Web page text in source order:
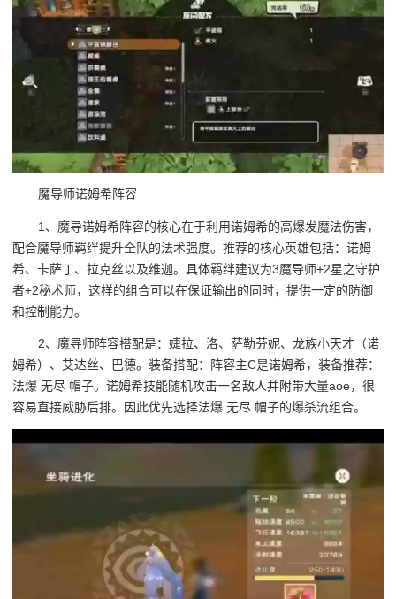
魔导师诺姆希阵容
1、魔导诺姆希阵容的核心在于利用诺姆希的高爆发魔法伤害，
配合魔导师羁绊提升全队的法术强度。推荐的核心英雄包括：诺姆
希、卡萨丁、拉克丝以及维迦。具体羁绊建议为3魔导师+2星之守护
者+2秘术师，这样的组合可以在保证输出的同时，提供一定的防御
和控制能力。
2、魔导师阵容搭配是：婕拉、洛、萨勒芬妮、龙族小天才（诺
姆希）、艾达丝、巴德。装备搭配：阵容主C是诺姆希，装备推荐：
法爆 无尽 帽子。诺姆希技能随机攻击一名敌人并附带大量aoe，很
容易直接威胁后排。因此优先选择法爆 无尽 帽子的爆杀流组合。